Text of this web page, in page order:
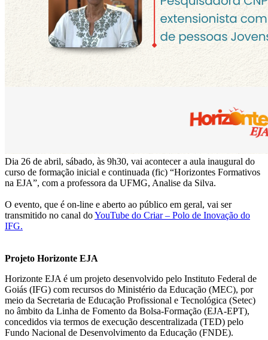
Dia 26 de abril, sábado, às 9h30, vai acontecer a aula inaugural do
curso de formação inicial e continuada (fic) “Horizontes Formativos
na EJA”, com a professora da UFMG, Analise da Silva.
O evento, que é on-line e aberto ao público em geral, vai ser
transmitido no canal doYouTube do Criar – Polo de Inovação do
IFG.
Projeto Horizonte EJA
Horizonte EJA é um projeto desenvolvido pelo Instituto Federal de
Goiás (IFG) com recursos do Ministério da Educação (MEC), por
meio da Secretaria de Educação Profissional e Tecnológica (Setec)
no âmbito da Linha de Fomento da Bolsa-Formação (EJA-EPT),
concedidos via termos de execução descentralizada (TED) pelo
Fundo Nacional de Desenvolvimento da Educação (FNDE).